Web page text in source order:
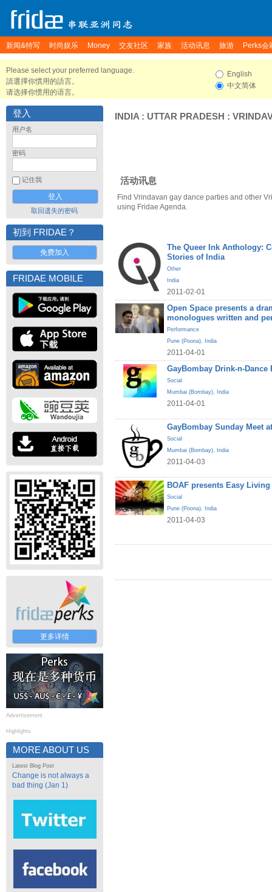
新闻&特写 时尚娱乐 Money 交友社区 家族 活动讯息 旅游 Perks会
Please select your preferred language.
請選擇你慣用的語言。
请选择你惯用的语言。
English
中文简体
登入
用户名
密码
记住我
取回遗失的密码
初到 FRIDAE？
免费加入
FRIDAE MOBILE
更多详情
Advertisement
Highlights
MORE ABOUT US
Latest Blog Post
Change is not always a
bad thing (Jan 1)
INDIA : UTTAR PRADESH :
活动讯息
Find Vrindavan gay dance parties and other
using Fridae Agenda.
The Queer Ink Anthology:
Stories of India
Other
India
2011-02-01
Open Space presents a
monologues written and
Performance
Pune (Poona), India
2011-04-01
GayBombay Drink-n-Dance
Social
Mumbai (Bombay), India
2011-04-01
GayBombay Sunday Meet
Social
Mumbai (Bombay), India
2011-04-03
BOAF presents Easy
Social
Pune (Poona), India
2011-04-03